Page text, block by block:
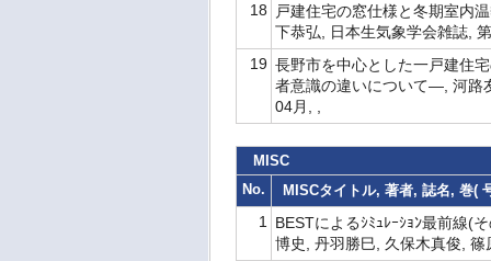
18
戸建住宅の窓仕様と冬期室内
下恭弘, 日本生気象学会雑誌,
19 長野市を中心とした一戸建住
者意識の違いについて―, 河路
04月, ,
MISC
No.
MISCタイトル, 著者, 誌名, 巻(
1
BESTによるｼﾐｭﾚｰｼｮﾝ最前線(
博史, 丹羽勝巳, 久保木真俊,